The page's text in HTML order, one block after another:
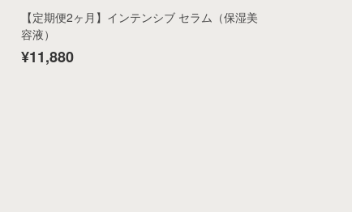
【定期便2ヶ月】インテンシブ セラム（保湿美
容液）
¥11,880